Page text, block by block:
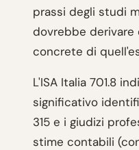
prassi degli studi
dovrebbe derivare
concrete di
L'ISA Italia 701.8
significativo
315 e i giudizi
stime contabili